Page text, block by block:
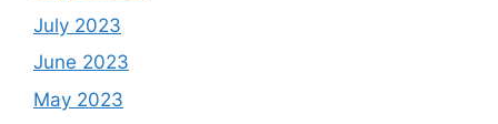
July 2023
June 2023
May 2023